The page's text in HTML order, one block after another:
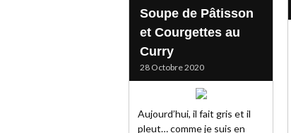
Soupe de Pâtisson
et Courgettes au
Curry
28 Octobre 2020
Aujourd’hui, il fait gris et il
pleut… comme je suis en